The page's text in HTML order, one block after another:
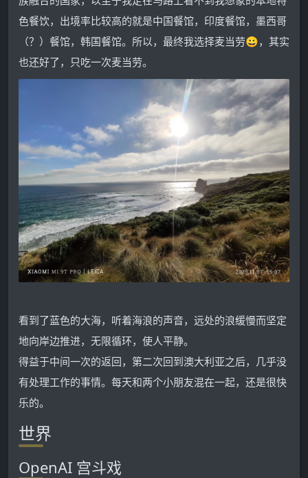
色餐饮，出境率比较高的就是中国餐馆，印度餐馆，墨西哥
（？）餐馆，韩国餐馆。所以，最终我选择麦当劳😀，其实
也还好了，只吃一次麦当劳。
看到了蓝色的大海，听着海浪的声音，远处的浪缓慢而坚定
地向岸边推进，无限循环，使人平静。
得益于中间一次的返回，第二次回到澳大利亚之后，几乎没
有处理工作的事情。每天和两个小朋友混在一起，还是很快
乐的。
世界
OpenAI 宫斗戏